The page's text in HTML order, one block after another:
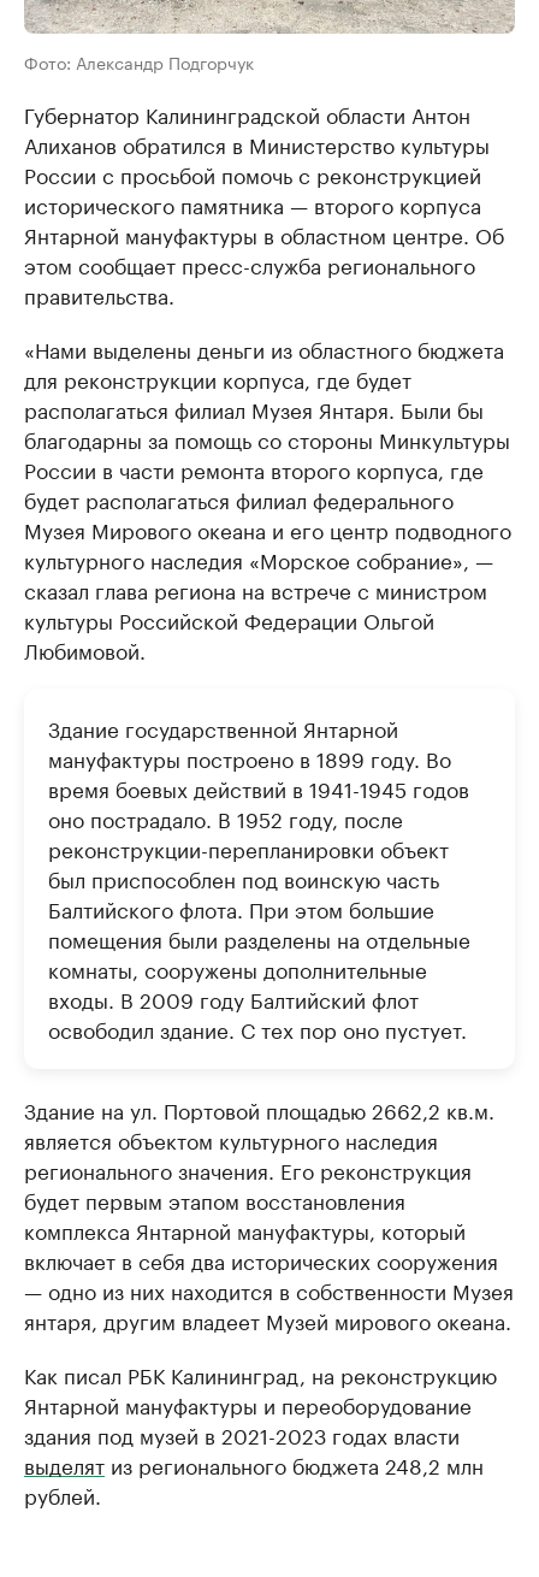
Фото: Александр Подгорчук
Губернатор Калининградской области Антон
Алиханов обратился в Министерство культуры
России с просьбой помочь с реконструкцией
исторического памятника — второго корпуса
Янтарной мануфактуры в областном центре. Об
этом сообщает пресс-служба регионального
правительства.
«Нами выделены деньги из областного бюджета
для реконструкции корпуса, где будет
располагаться филиал Музея Янтаря. Были бы
благодарны за помощь со стороны Минкультуры
России в части ремонта второго корпуса, где
будет располагаться филиал федерального
Музея Мирового океана и его центр подводного
культурного наследия «Морское собрание», —
сказал глава региона на встрече с министром
культуры Российской Федерации Ольгой
Любимовой.
Здание государственной Янтарной
мануфактуры построено в 1899 году. Во
время боевых действий в 1941-1945 годов
оно пострадало. В 1952 году, после
реконструкции-перепланировки объект
был приспособлен под воинскую часть
Балтийского флота. При этом большие
помещения были разделены на отдельные
комнаты, сооружены дополнительные
входы. В 2009 году Балтийский флот
освободил здание. С тех пор оно пустует.
Здание на ул. Портовой площадью 2662,2 кв.м.
является объектом культурного наследия
регионального значения. Его реконструкция
будет первым этапом восстановления
комплекса Янтарной мануфактуры, который
включает в себя два исторических сооружения
— одно из них находится в собственности Музея
янтаря, другим владеет Музей мирового океана.
Как писал РБК Калининград, на реконструкцию
Янтарной мануфактуры и переоборудование
здания под музей в 2021-2023 годах власти
выделят из регионального бюджета 248,2 млн
рублей.